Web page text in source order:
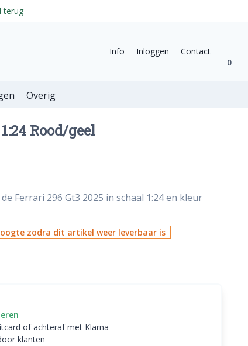
terug
Info Inloggen
Contact
0
Overig
Rood/geel
Ferrari 296 Gt3 2025 in schaal 1:24 en kleur
zodra dit artikel weer leverbaar is
of achteraf met Klarna
klanten